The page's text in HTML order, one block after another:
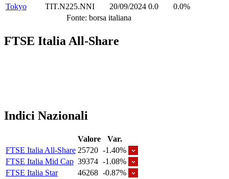
Tokyo
TIT.N225.NNI 20/09/2024 0.0
0.0%
Fonte: borsa italiana
FTSE Italia All-Share
Indici Nazionali
Valore
Var.
FTSE Italia All-Share 25720 -1.40%
FTSE Italia Mid Cap 39374 -1.08%
FTSE Italia Star
46268 -0.87%